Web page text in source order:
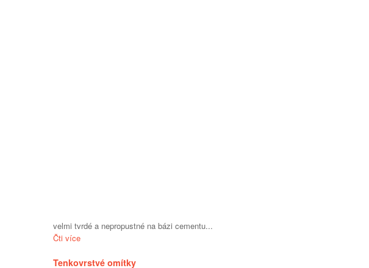
velmi tvrdé a nepropustné na bázi cementu...
Čti více
Tenkovrstvé omítky